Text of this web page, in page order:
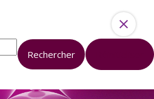
Rechercher